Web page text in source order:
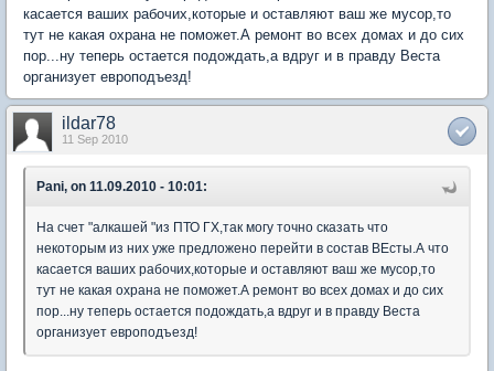
касается ваших рабочих,которые и оставляют ваш же мусор,то
тут не какая охрана не поможет.А ремонт во всех домах и до сих
пор...ну теперь остается подождать,а вдруг и в правду Веста
организует европодъезд!
ildar78
11 Sep 2010
Pani, on 11.09.2010 - 10:01:
На счет "алкашей "из ПТО ГХ,так могу точно сказать что
некоторым из них уже предложено перейти в состав ВЕсты.А что
касается ваших рабочих,которые и оставляют ваш же мусор,то
тут не какая охрана не поможет.А ремонт во всех домах и до сих
пор...ну теперь остается подождать,а вдруг и в правду Веста
организует европодъезд!